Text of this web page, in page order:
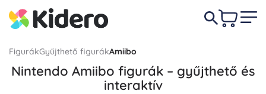
FigurákGyűjthető figurákAmiibo
Nintendo Amiibo figurák – gyűjthető és
interaktív